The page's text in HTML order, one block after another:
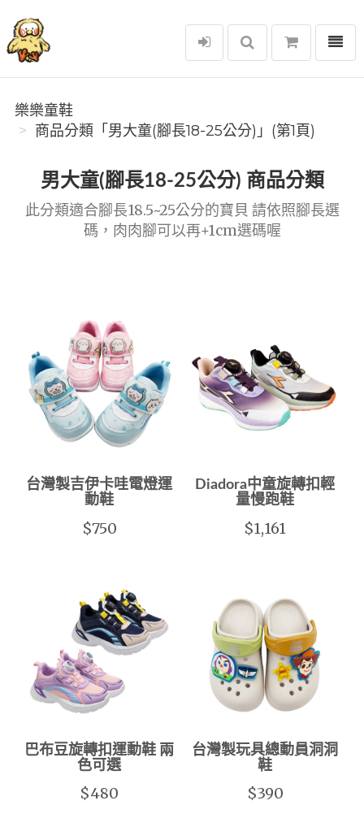
樂樂童鞋
選單
樂樂童鞋
商品分類「男大童(腳長18-25公分)」(第1頁)
男大童(腳長18-25公分) 商品分類
此分類適合腳長18.5~25公分的寶貝 請依照腳長選
碼，肉肉腳可以再+1cm選碼喔
台灣製吉伊卡哇電燈運
動鞋
$750
Diadora中童旋轉扣輕
量慢跑鞋
$1,161
巴布豆旋轉扣運動鞋 兩
色可選
$480
台灣製玩具總動員洞洞
鞋
$390